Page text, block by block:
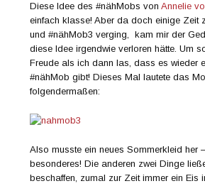
Diese Idee des #nähMobs vonAnnelie
einfach klasse! Aber da doch einige Zeit
und #nähMob3 verging, kam mir der
diese Idee irgendwie verloren hätte. Um
Freude als ich dann las, dass es wieder
#nähMob gibt! Dieses Mal lautete das
folgendermaßen:
Also musste ein neues Sommerkleid her
besonderes! Die anderen zwei Dinge
beschaffen, zumal zur Zeit immer ein Eis